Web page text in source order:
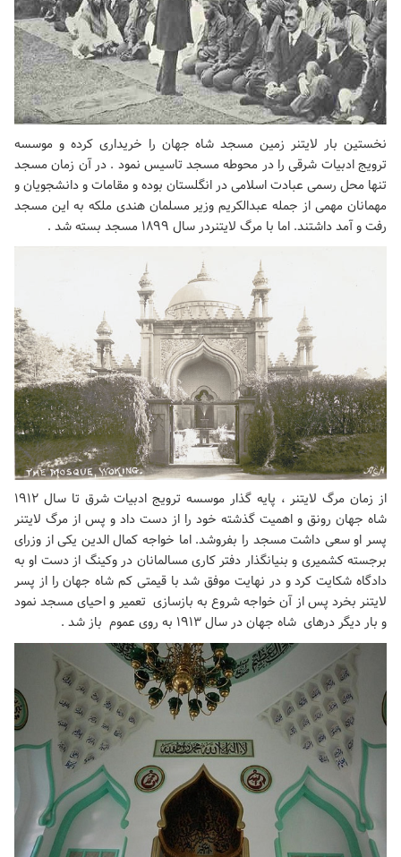
نخستین بار لایتنر زمین مسجد شاه جهان را خریداری کرده و موسسه
ترویج ادبیات شرقی را در محوطه مسجد تاسیس نمود . در آن زمان مسجد
تنها محل رسمی عبادت اسلامی در انگلستان بوده و مقامات و دانشجویان و
مهمانان مهمی از جمله عبدالکریم وزیر مسلمان هندی ملکه به این مسجد
رفت و آمد داشتند. اما با مرگ لایتنردر سال ۱۸۹۹ مسجد بسته شد .
از زمان مرگ لایتنر ، پایه گذار موسسه ترویج ادبیات شرق تا سال ۱۹۱۲
شاه جهان رونق و اهمیت گذشته خود را از دست داد و پس از مرگ لایتنر
پسر او سعی داشت مسجد را بفروشد. اما خواجه کمال الدین یکی از وزرای
برجسته کشمیری و بنیانگذار دفتر کاری مسالمانان در وکینگ از دست او به
دادگاه شکایت کرد و در نهایت موفق شد با قیمتی کم شاه جهان را از پسر
لایتنر بخرد پس از آن خواجه شروع به بازسازی تعمیر و احیای مسجد نمود
و بار دیگر درهای شاه جهان در سال ۱۹۱۳ به روی عموم باز شد .